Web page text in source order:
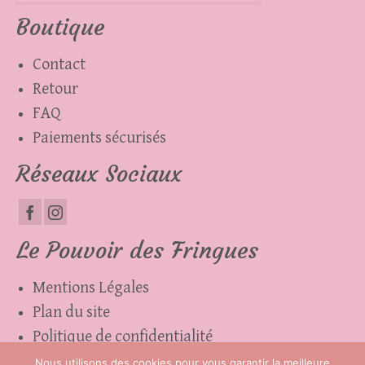
Boutique
Contact
Retour
FAQ
Paiements sécurisés
Réseaux Sociaux
Le Pouvoir des Fringues
Mentions Légales
Plan du site
Politique de confidentialité
Cgv